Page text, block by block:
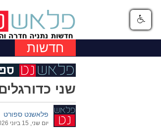
חדשות
שני
פלאשנט ספורט
יום שני, 15 ביוני 2026, 08:00